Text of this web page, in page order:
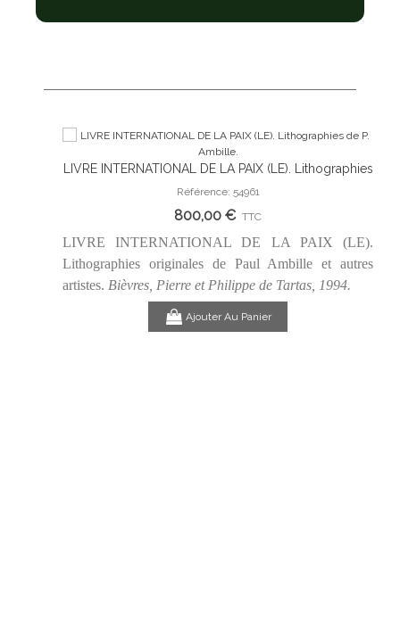
Ajouter Au Panier
LIVRE INTERNATIONAL DE LA PAIX (LE). Lithographies
de P. Ambille.
Référence: 54961
800,00 € TTC
LIVRE INTERNATIONAL DE LA PAIX (LE).
Lithographies originales de Paul Ambille et autres
artistes. Bièvres, Pierre et Philippe de Tartas, 1994.
Ajouter Au Panier